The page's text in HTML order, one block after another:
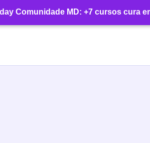
Comunidade MD: +7 cursos cura